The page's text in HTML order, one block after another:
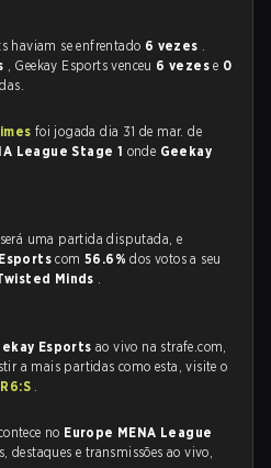
haviam se enfrentado 6 vezes .
, Geekay Esports venceu 6 vezese 0
foi jogada dia 31 de mar. de
League Stage 1 onde Geekay
uma partida disputada, e
com56.6%dos votos a seu
Minds .
Esportsao vivo na strafe.com,
a mais partidas como esta, visite o
.
no Europe MENA League
destaques e transmissões ao vivo,